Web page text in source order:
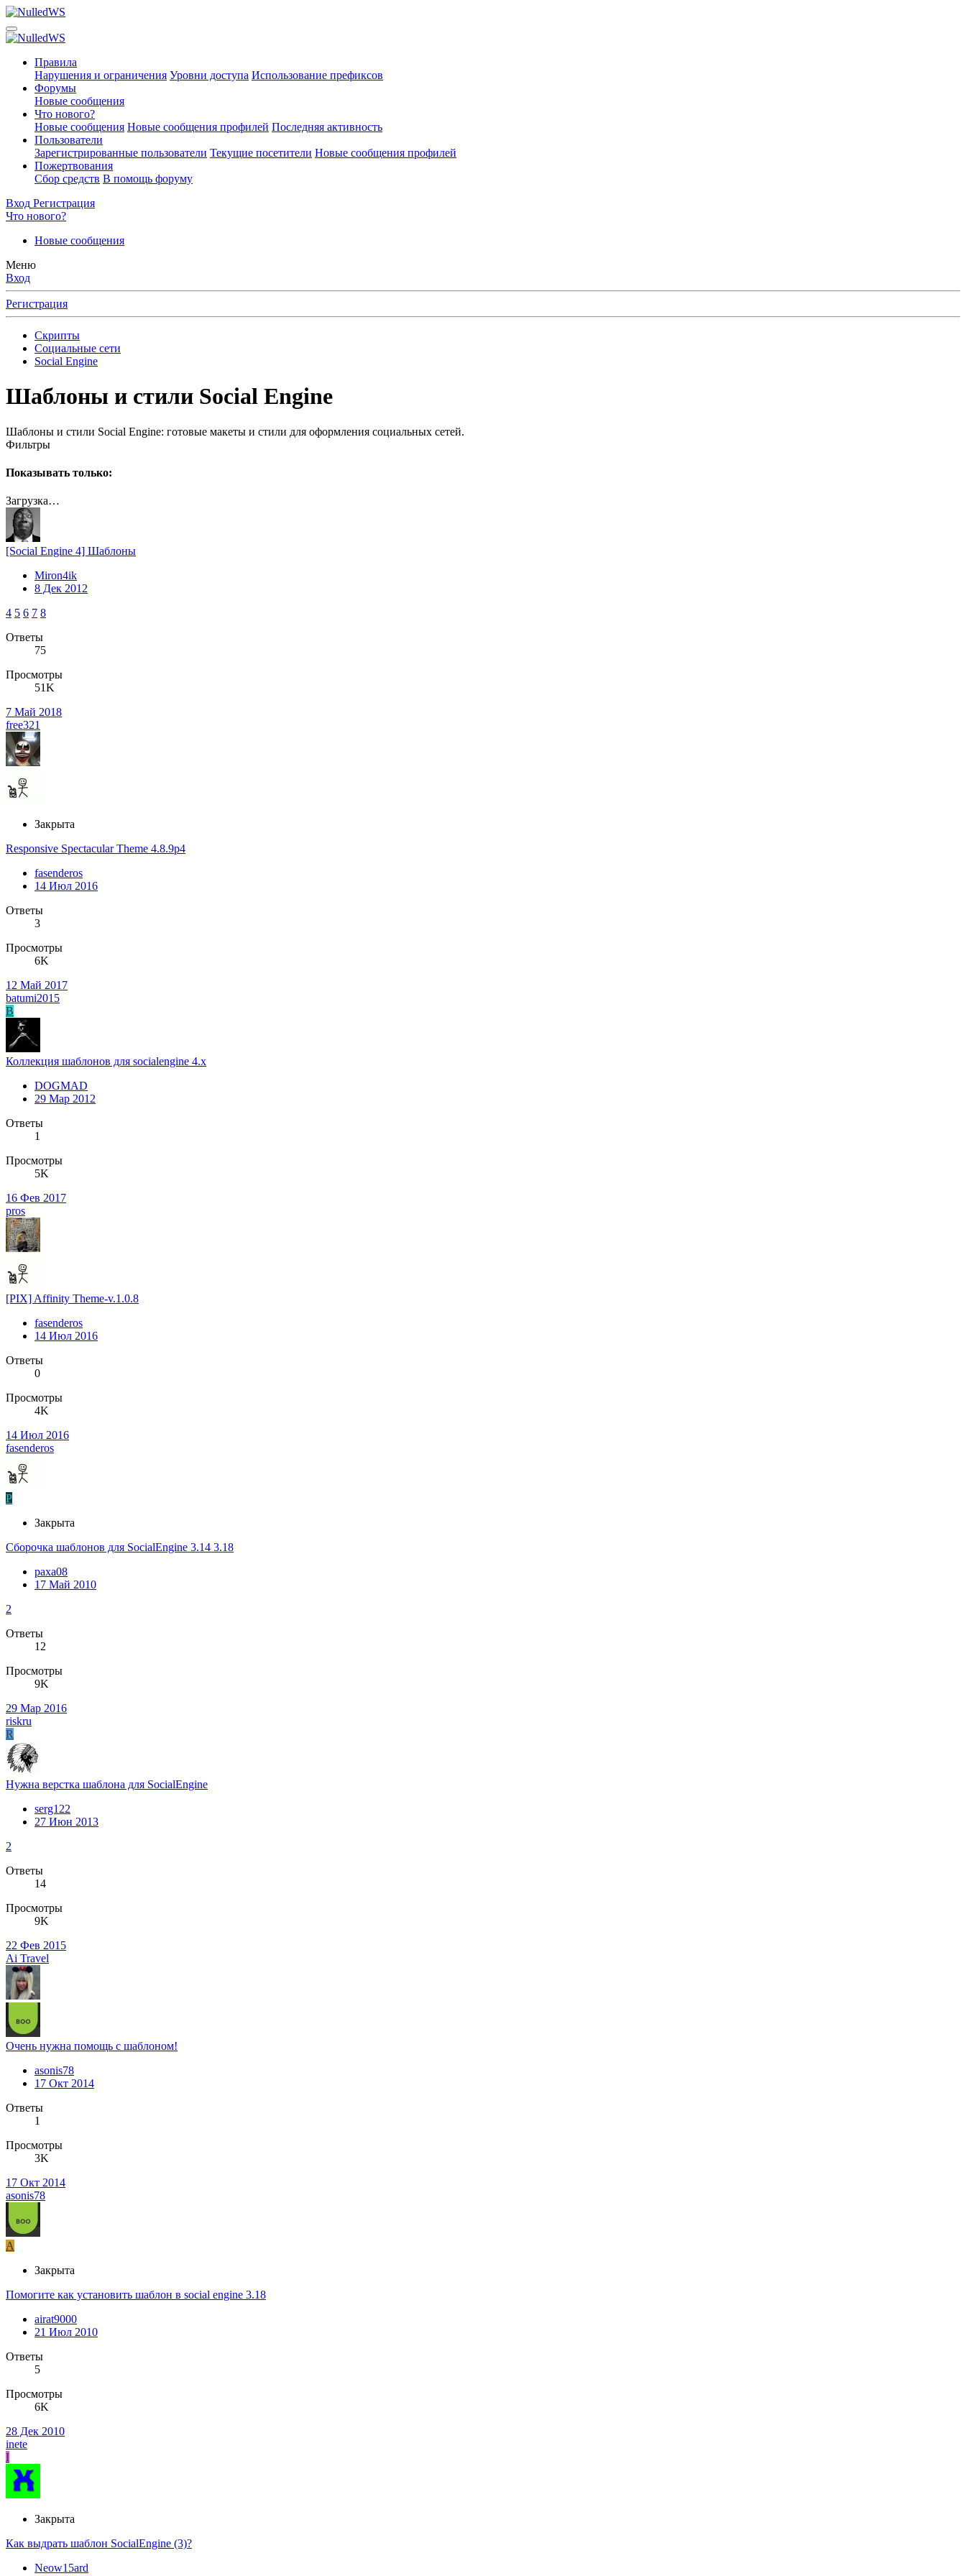
Правила
Нарушения и ограничения Уровни доступа Использование префиксов
Форумы
Новые сообщения
Что нового?
Новые сообщения Новые сообщения профилей Последняя активность
Пользователи
Зарегистрированные пользователи Текущие посетители Новые сообщения профилей
Пожертвования
Сбор средств В помощь форуму
Вход Регистрация
Что нового?
Новые сообщения
Меню
Вход
Регистрация
Скрипты
Социальные сети
Social Engine
Шаблоны и стили Social Engine
Шаблоны и стили Social Engine: готовые макеты и стили для оформления социальных сетей.
Фильтры
Показывать только:
Загрузка…
[Social Engine 4] Шаблоны
Miron4ik
8 Дек 2012
4 5 6 7 8
Ответы
75
Просмотры
51K
7 Май 2018
free321
Закрыта
Responsive Spectacular Theme 4.8.9p4
fasenderos
14 Июл 2016
Ответы
3
Просмотры
6K
12 Май 2017
batumi2015
B
Коллекция шаблонов для socialengine 4.x
DOGMAD
29 Мар 2012
Ответы
1
Просмотры
5K
16 Фев 2017
pros
[PIX] Affinity Theme-v.1.0.8
fasenderos
14 Июл 2016
Ответы
0
Просмотры
4K
14 Июл 2016
fasenderos
P
Закрыта
Сборочка шаблонов для SocialEngine 3.14 3.18
paxa08
17 Май 2010
2
Ответы
12
Просмотры
9K
29 Мар 2016
riskru
R
Нужна верстка шаблона для SocialEngine
serg122
27 Июн 2013
2
Ответы
14
Просмотры
9K
22 Фев 2015
Ai Travel
Очень нужна помощь с шаблоном!
asonis78
17 Окт 2014
Ответы
1
Просмотры
3K
17 Окт 2014
asonis78
A
Закрыта
Помогите как установить шаблон в social engine 3.18
airat9000
21 Июл 2010
Ответы
5
Просмотры
6K
28 Дек 2010
inete
I
Закрыта
Как выдрать шаблон SocialEngine (3)?
Neow15ard